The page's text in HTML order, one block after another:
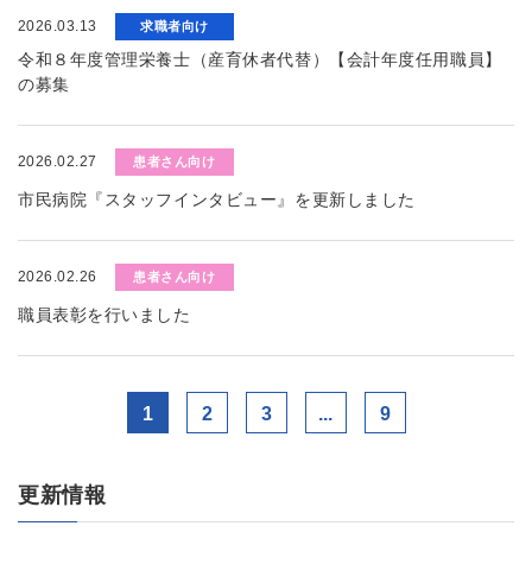
2026.03.13 求職者向け
令和８年度管理栄養士（産育休者代替）【会計年度任用職員】
の募集
2026.02.27 患者さん向け
市民病院『スタッフインタビュー』を更新しました
2026.02.26 患者さん向け
職員表彰を行いました
1 2 3 ... 9
更新情報